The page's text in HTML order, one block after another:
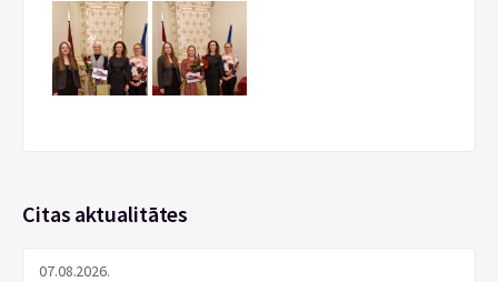
Citas aktualitātes
07.08.2026.